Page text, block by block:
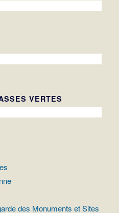
VERTES
des Monuments et Sites